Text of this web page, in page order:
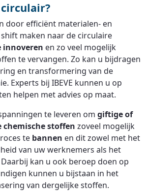
door efficiënt materialen- en
maken naar de circulaire
innoveren en zo veel mogelijk
te vervangen. Zo kan u bijdragen
en transformering van de
Experts bij IBEVE kunnen u op
helpen met advies op maat.
te leveren om giftige of
chemische stoffen zoveel mogelijk
te bannen en dit zowel met het
van uw werknemers als het
kan u ook beroep doen op
kunnen u bijstaan in het
van dergelijke stoffen.